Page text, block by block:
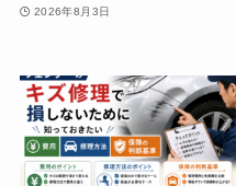
2026年8月3日